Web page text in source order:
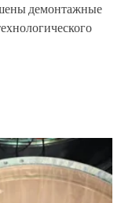
демонтажные